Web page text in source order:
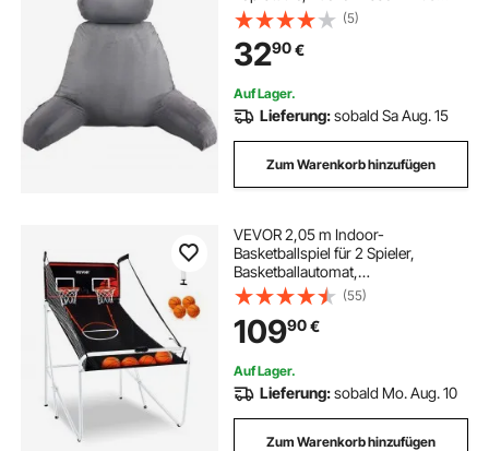
Taschen & waschbarem kurzem
Samtstoff & geschredderter
Memory-Schaum, Seite mit Griff,
zum Fernsehen Lesen Spielen
(5)
3290€
Auf Lager.
Lieferung:sobald Sa Aug. 15
Zum Warenkorb hinzufügen
VEVOR 2,05 m Indoor-
Basketballspiel für 2 Spieler,
Basketballautomat,
Baskeltballständer mit 4 Bällen & 8
Spielmodi & 2 Basketballkörben,
Anzeigetafel & Aufblaspumpe, für
Kinder, Erwachsene
(55)
10990€
Auf Lager.
Lieferung:sobald Mo. Aug. 10
Zum Warenkorb hinzufügen